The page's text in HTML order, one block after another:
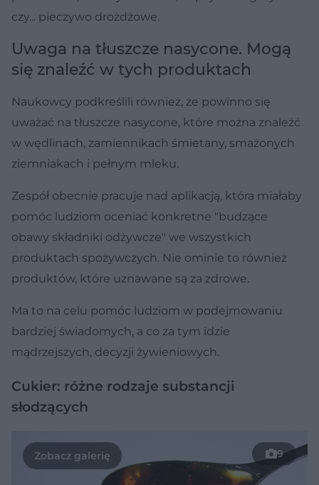
czy... pieczywo drożdżowe.
Uwaga na tłuszcze nasycone. Mogą
się znaleźć w tych produktach
Naukowcy podkreślili również, że powinno się
uważać na tłuszcze nasycone, które można znaleźć
w wędlinach, zamiennikach śmietany, smażonych
ziemniakach i pełnym mleku.
Zespół obecnie pracuje nad aplikacją, która miałaby
pomóc ludziom oceniać konkretne "budzące
obawy składniki odżywcze" we wszystkich
produktach spożywczych. Nie ominie to również
produktów, które uznawane są za zdrowe.
Ma to na celu pomóc ludziom w podejmowaniu
bardziej świadomych, a co za tym idzie
mądrzejszych, decyzji żywieniowych.
Cukier: różne rodzaje substancji
słodzących
9